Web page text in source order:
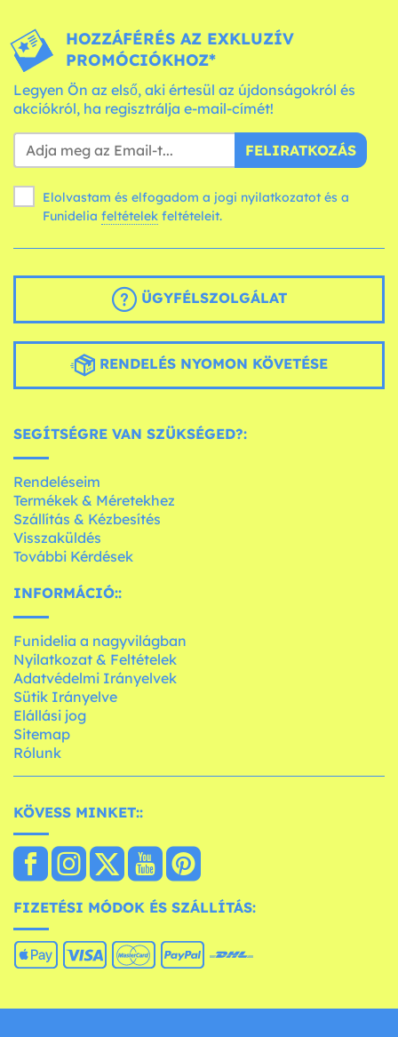
HOZZÁFÉRÉS AZ EXKLUZÍV
PROMÓCIÓKHOZ*
Legyen Ön az első, aki értesül az újdonságokról és
akciókról, ha regisztrálja e-mail-címét!
FELIRATKOZÁS
Elolvastam és elfogadom a jogi nyilatkozatot és a
Funidelia feltételek feltételeit.
ÜGYFÉLSZOLGÁLAT
RENDELÉS NYOMON KÖVETÉSE
SEGÍTSÉGRE VAN SZÜKSÉGED?:
Rendeléseim
Termékek & Méretekhez
Szállítás & Kézbesítés
Visszaküldés
További Kérdések
INFORMÁCIÓ::
Funidelia a nagyvilágban
Nyilatkozat & Feltételek
Adatvédelmi Irányelvek
Sütik Irányelve
Elállási jog
Sitemap
Rólunk
KÖVESS MINKET::
FIZETÉSI MÓDOK ÉS SZÁLLÍTÁS: